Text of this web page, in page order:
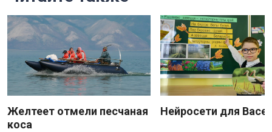
Желтеет отмели песчаная
коса
Нейросети для